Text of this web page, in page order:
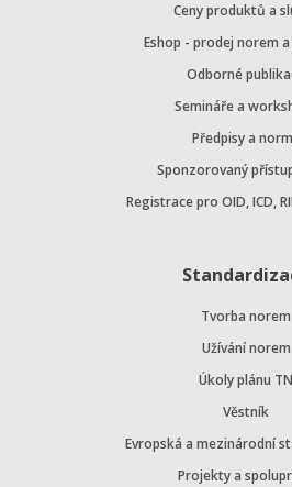
Ceny produktů a
Eshop - prodej norem
Odborné
Semináře a
Předpisy a
Sponzorovaný
Registrace pro OID, ICD,
Tvorba norem
Užívání norem
Úkoly plánu TN
Věstník
Evropská a mezinárodní
Projekty a